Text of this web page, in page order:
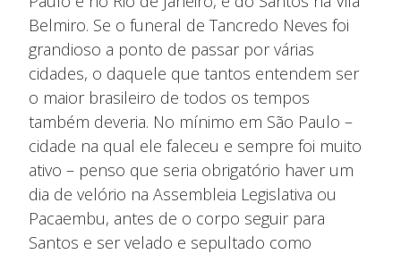
Belmiro. Se o funeral de Tancredo Neves foi
grandioso a ponto de passar por várias
cidades, o daquele que tantos entendem ser
o maior brasileiro de todos os tempos
também deveria. No mínimo em São Paulo –
cidade na qual ele faleceu e sempre foi muito
ativo – penso que seria obrigatório haver um
dia de velório na Assembleia Legislativa ou
Pacaembu, antes de o corpo seguir para
Santos e ser velado e sepultado como